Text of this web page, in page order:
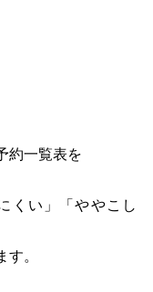
約一覧表を
くい」「ややこし
。